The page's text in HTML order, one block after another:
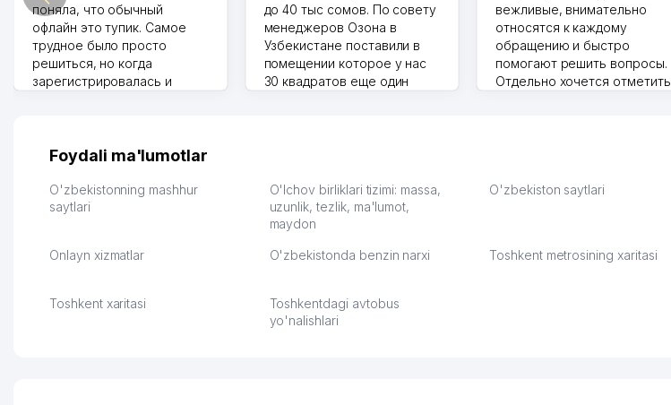
поняла, что обычный
офлайн это тупик. Самое
трудное было просто
решиться, но когда
зарегистрировалась и
на себя доставку до
хранение бесплатное
первый год, хорошая
результаты. В последнее
много заказывают, а
до 40 тыс сомов. По совету
менеджеров Озона в
Узбекистане поставили в
помещении которое у нас
30 квадратов еще один
мышки и вообще все что
людям часто надо
Камат 31.07.2026 17:50:36
вежливые, внимательно
относятся к каждому
обращению и быстро
помогают решить вопросы.
Отдельно хочется отметить
обслуживания клиентов.
Vip Brand 31.07.2026 11:43:39
Foydali ma'lumotlar
O'zbekistonning mashhur
saytlari
O'lchov birliklari tizimi: massa,
uzunlik, tezlik, ma'lumot,
maydon
O'zbekiston saytlari
Onlayn xizmatlar O'zbekistonda benzin narxi Toshkent metrosining xaritasi
Toshkent xaritasi
Toshkentdagi avtobus
yo'nalishlari